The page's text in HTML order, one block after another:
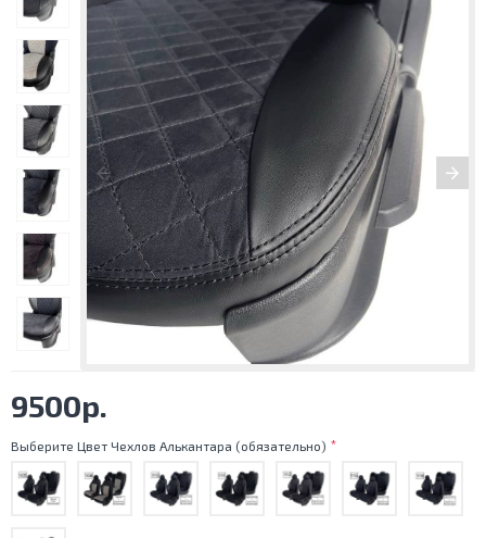
9500р.
Выберите Цвет Чехлов Алькантара (обязательно)